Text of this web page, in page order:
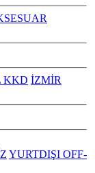
KKD İZMİR
YURTDIŞI OFF-